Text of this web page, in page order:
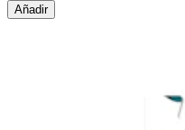
Añadir